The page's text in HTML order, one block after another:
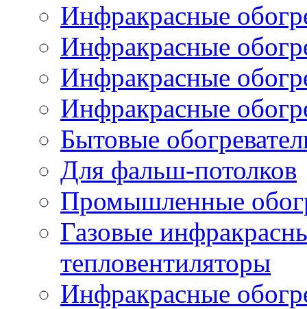
Инфракрасные
Инфракрасные
Инфракрасные
Инфракрасные
Бытовые
Для фальш-потолков
Промышленные
Газовые
тепловентиляторы
Инфракрасные